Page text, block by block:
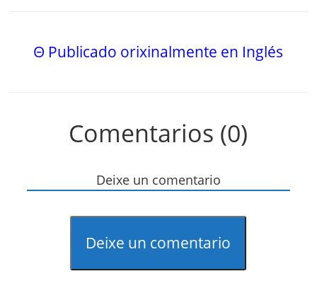
Θ Publicado orixinalmente en Inglés
Comentarios (0)
Deixe un comentario
Deixe un comentario